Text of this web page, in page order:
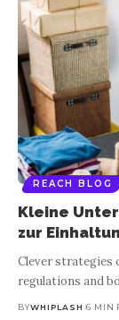
REACH BLOG
Kleine
zur
Clever strategies
regulations and
BYWHIPLASH 6 MIN